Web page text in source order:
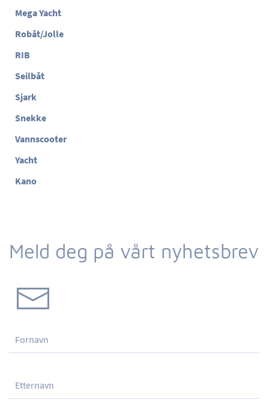
Mega Yacht
Robåt/Jolle
RIB
Seilbåt
Sjark
Snekke
Vannscooter
Yacht
Kano
Meld deg på vårt nyhetsbrev